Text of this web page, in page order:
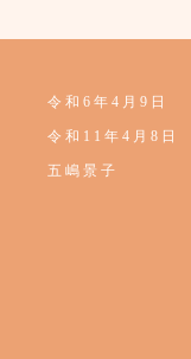
令和6年4月9日
令和11年4月8日
五嶋景子